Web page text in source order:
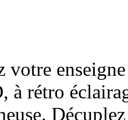
votre
à rétro